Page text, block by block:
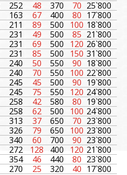
252 48 370 70 25`800
163 67 400 80 17`800
211 89 500 100 18`800
231 49 500 85 21`800
231 69 500 120 26`800
231 85 500 150 31`800
240 50 550 90 18`800
240 70 550 100 22`800
245 45 500 90 19`800
245 75 550 120 24`800
258 42 580 80 19`800
258 62 500 100 24`800
313 37 650 70 23`800
326 79 650 100 23`800
340 60 700 90 23`800
272 128 400 120 21`800
354 46 440 80 23`800
270 25 320 40 17`800